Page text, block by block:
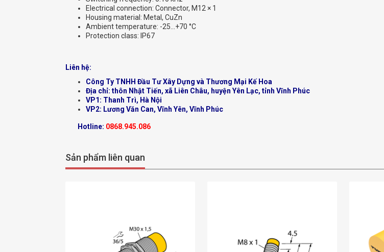
Electrical connection: Connector, M12 × 1
Housing material: Metal, CuZn
Ambient temperature: -25…+70 °C
Protection class: IP67
Liên hệ:
Công Ty TNHH Đầu Tư Xây Dựng và Thương Mại Kế Hoa
Địa chỉ: thôn Nhật Tiến, xã Liên Châu, huyện Yên Lạc, tỉnh Vĩnh Phúc
VP1: Thanh Trì, Hà Nội
VP2: Lương Văn Can, Vĩnh Yên, Vĩnh Phúc
Hotline: 0868.945.086
Sản phẩm liên quan